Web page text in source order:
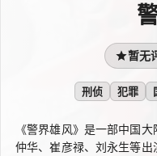
暂无
刑侦 犯罪
《警界雄风》是一部中国
仲华、崔彦禄、刘永生等